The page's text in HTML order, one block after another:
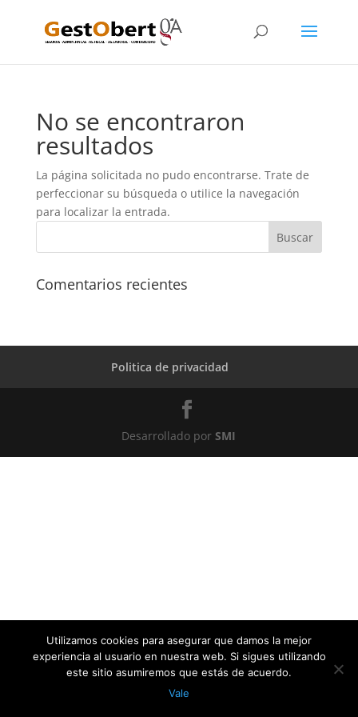
No se encontraron
resultados
La página solicitada no pudo encontrarse. Trate de
perfeccionar su búsqueda o utilice la navegación
para localizar la entrada.
Comentarios recientes
Politica de privacidad
Desarrollado porSMI
Utilizamos cookies para asegurar que damos la mejor
experiencia al usuario en nuestra web. Si sigues utilizando
este sitio asumiremos que estás de acuerdo.
Vale